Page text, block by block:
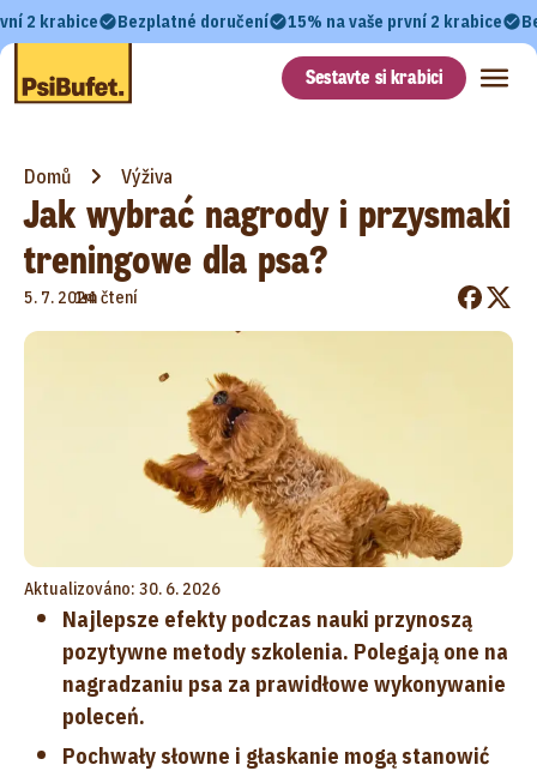
2 krabice Bezplatné doručení 15% na vaše první 2 krabice
Sestavte si krabici
Domů Výživa
Jak wybrać nagrody i przysmaki
treningowe dla psa?
5. 7. 2024
•
1m čtení
Aktualizováno: 30. 6. 2026
Najlepsze efekty podczas nauki przynoszą
pozytywne metody szkolenia. Polegają one na
nagradzaniu psa za prawidłowe wykonywanie
poleceń.
Pochwały słowne i głaskanie mogą stanowić